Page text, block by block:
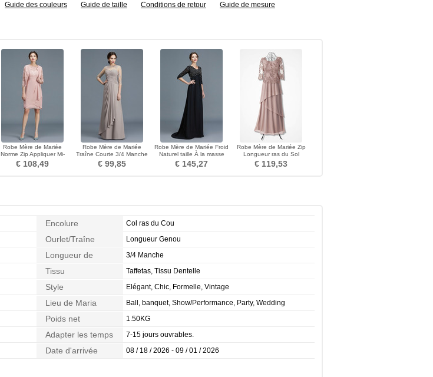
Guide des couleurs Guide de taille Conditions de retour Guide de mesure
Robe Mère de Mariée
Norme Zip Appliquer Mi-
longues Luxueux A-ligne
€ 108,49
Robe Mère de Mariée
Traîne Courte 3/4 Manche
Naturel taille Perle
€ 99,85
Robe Mère de Mariée Froid
Naturel taille À la masse
Manche de T-shirt
€ 145,27
Robe Mère de Mariée Zip
Longueur ras du Sol
Dramatique A-ligne Col rond
€ 119,53
Encolure Col ras du Cou
Ourlet/Traîne Longueur Genou
Longueur de
Manches
3/4 Manche
Tissu Taffetas, Tissu Dentelle
Style Elégant, Chic, Formelle, Vintage
Lieu de Maria Ball, banquet, Show/Performance, Party, Wedding
Poids net 1.50KG
Adapter les temps 7-15 jours ouvrables.
Date d'arrivée 08 / 18 / 2026 - 09 / 01 / 2026